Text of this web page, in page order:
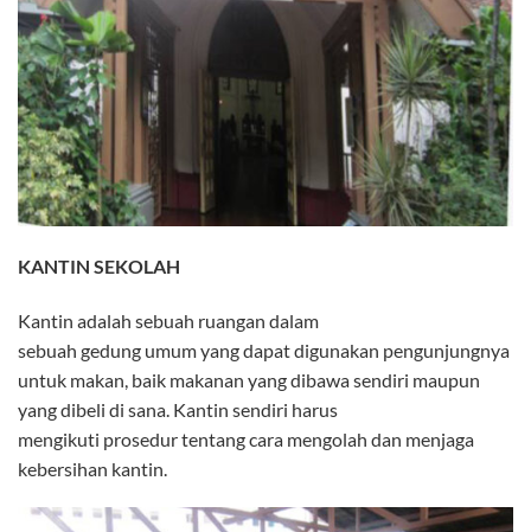
KANTIN SEKOLAH
Kantin adalah sebuah ruangan dalam
sebuah gedung umum yang dapat digunakan pengunjungnya
untuk makan, baik makanan yang dibawa sendiri maupun
yang dibeli di sana. Kantin sendiri harus
mengikuti prosedur tentang cara mengolah dan menjaga
kebersihan kantin.